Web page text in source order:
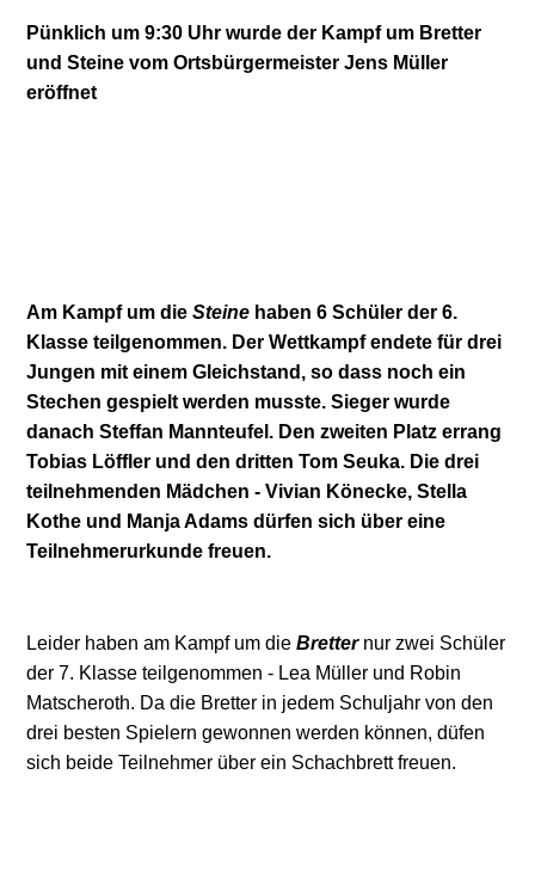
Pünklich um 9:30 Uhr wurde der Kampf um Bretter
und Steine vom Ortsbürgermeister Jens Müller
eröffnet
Am Kampf um dieSteine haben 6 Schüler der 6.
Klasse teilgenommen. Der Wettkampf endete für drei
Jungen mit einem Gleichstand, so dass noch ein
Stechen gespielt werden musste. Sieger wurde
danach Steffan Mannteufel. Den zweiten Platz errang
Tobias Löffler und den dritten Tom Seuka. Die drei
teilnehmenden Mädchen - Vivian Könecke, Stella
Kothe und Manja Adams dürfen sich über eine
Teilnehmerurkunde freuen.
Leider haben am Kampf um dieBretternur zwei Schüler
der 7. Klasse teilgenommen - Lea Müller und Robin
Matscheroth. Da die Bretter in jedem Schuljahr von den
drei besten Spielern gewonnen werden können, düfen
sich beide Teilnehmer über ein Schachbrett freuen.